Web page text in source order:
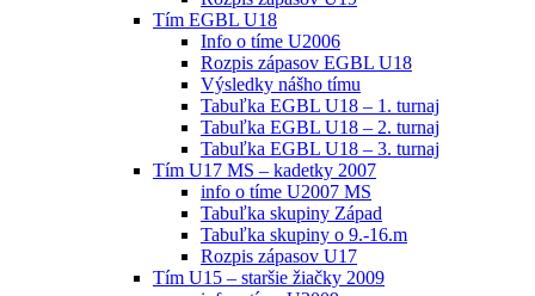
Tím EGBL U18
Info o tíme U2006
Rozpis zápasov EGBL U18
Výsledky nášho tímu
Tabuľka EGBL U18 – 1. turnaj
Tabuľka EGBL U18 – 2. turnaj
Tabuľka EGBL U18 – 3. turnaj
Tím U17 MS – kadetky 2007
info o tíme U2007 MS
Tabuľka skupiny Západ
Tabuľka skupiny o 9.-16.m
Rozpis zápasov U17
Tím U15 – staršie žiačky 2009